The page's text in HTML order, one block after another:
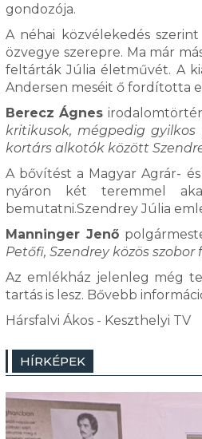
gondozója.
A néhai közvélekedés
özvegye szerepre. Ma már
feltárták Júlia életművét. A
Andersen meséit ő fordította
Berecz Ágnes
kritikusok, mégpedig
kortárs alkotók között
A bővítést a Magyar Agrár-
nyáron két teremmel
bemutatni.Szendrey Júlia
Manninger Jenő
Petőfi, Szendrey közös
Az emlékház jelenleg még
tartás is lesz. Bővebb
Hársfalvi Ákos - Keszthelyi TV
HÍRKÉPEK